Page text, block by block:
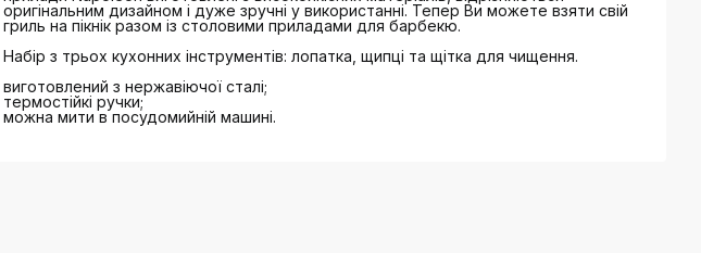
оригінальним дизайном і дуже зручні у використанні. Тепер Ви можете взяти свій
гриль на пікнік разом із столовими приладами для барбекю.
Набір з трьох кухонних інструментів: лопатка, щипці та щітка для чищення.
виготовлений з нержавіючої сталі;
термостійкі ручки;
можна мити в посудомийній машині.